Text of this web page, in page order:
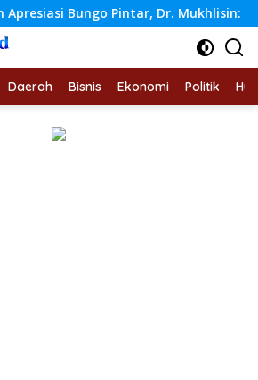
Dr. Mukhlisin: Inovasi Digital
Daerah Bisnis Ekonomi Politik